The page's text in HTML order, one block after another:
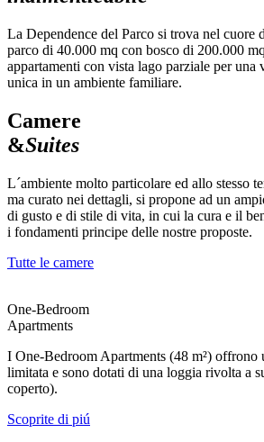
La Dependence del Parco si trova nel cuore
parco di 40.000 mq con bosco di 200.000
appartamenti con vista lago parziale per una
unica in un ambiente familiare.
Camere
&Suites
L´ambiente molto particolare ed allo stesso
ma curato nei dettagli, si propone ad un
di gusto e di stile di vita, in cui la cura e il
i fondamenti principe delle nostre proposte.
Tutte le camere
One-Bedroom
Apartments
I One-Bedroom Apartments (48 m²) offrono
limitata e sono dotati di una loggia rivolta a
coperto).
Scoprite di piú